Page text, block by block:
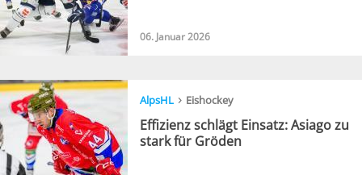
06. Januar 2026
AlpsHL › Eishockey
Effizienz schlägt Einsatz: Asiago zu
stark für Gröden